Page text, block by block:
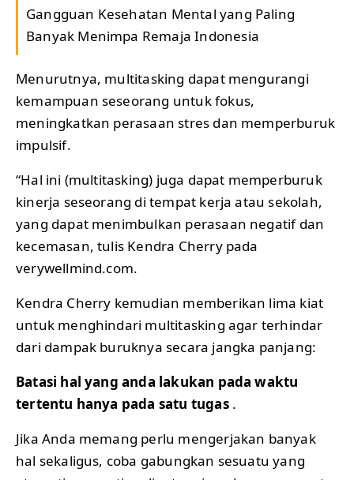
Gangguan Kesehatan Mental yang Paling
Banyak Menimpa Remaja Indonesia
Menurutnya, multitasking dapat mengurangi
kemampuan seseorang untuk fokus,
meningkatkan perasaan stres dan memperburuk
impulsif.
“Hal ini (multitasking) juga dapat memperburuk
kinerja seseorang di tempat kerja atau sekolah,
yang dapat menimbulkan perasaan negatif dan
kecemasan, tulis Kendra Cherry pada
verywellmind.com.
Kendra Cherry kemudian memberikan lima kiat
untuk menghindari multitasking agar terhindar
dari dampak buruknya secara jangka panjang:
Batasi hal yang anda lakukan pada waktu
tertentu hanya pada satu tugas.
Jika Anda memang perlu mengerjakan banyak
hal sekaligus, coba gabungkan sesuatu yang